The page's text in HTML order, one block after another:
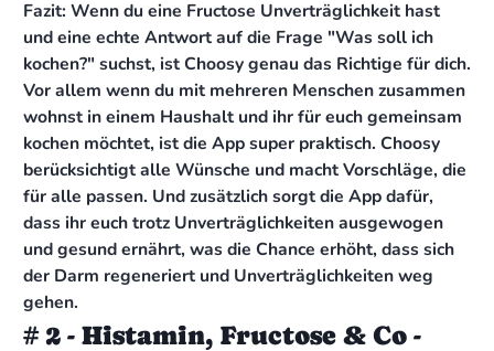
Fazit: Wenn du eine Fructose Unverträglichkeit hast
und eine echte Antwort auf die Frage "Was soll ich
kochen?" suchst, ist Choosy genau das Richtige für dich.
Vor allem wenn du mit mehreren Menschen zusammen
wohnst in einem Haushalt und ihr für euch gemeinsam
kochen möchtet, ist die App super praktisch. Choosy
berücksichtigt alle Wünsche und macht Vorschläge, die
für alle passen. Und zusätzlich sorgt die App dafür,
dass ihr euch trotz Unverträglichkeiten ausgewogen
und gesund ernährt, was die Chance erhöht, dass sich
der Darm regeneriert und Unverträglichkeiten weg
gehen.
# 2 - Histamin, Fructose & Co -